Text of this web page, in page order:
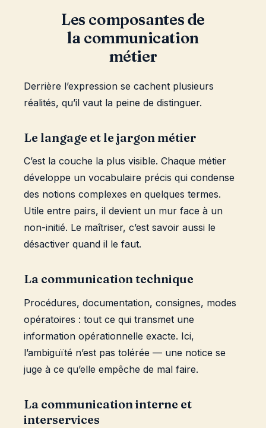
Les composantes de
la communication
métier
Derrière l’expression se cachent plusieurs
réalités, qu’il vaut la peine de distinguer.
Le langage et le jargon métier
C’est la couche la plus visible. Chaque métier
développe un vocabulaire précis qui condense
des notions complexes en quelques termes.
Utile entre pairs, il devient un mur face à un
non-initié. Le maîtriser, c’est savoir aussi le
désactiver quand il le faut.
La communication technique
Procédures, documentation, consignes, modes
opératoires : tout ce qui transmet une
information opérationnelle exacte. Ici,
l’ambiguïté n’est pas tolérée — une notice se
juge à ce qu’elle empêche de mal faire.
La communication interne et
interservices